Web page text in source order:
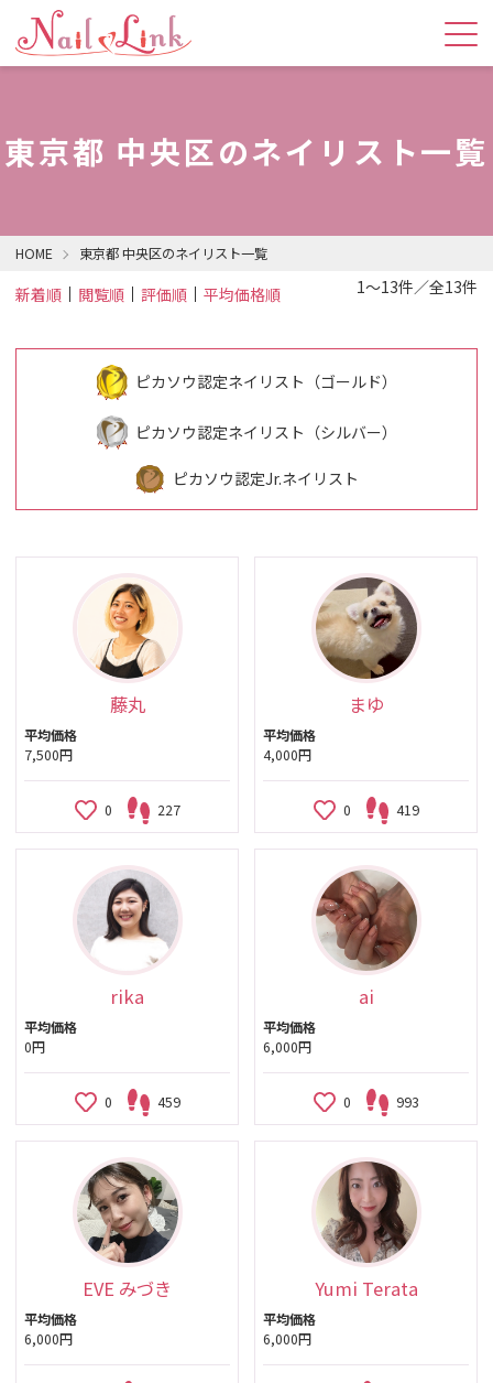
東京都 中央区のネイリスト一覧
HOME 東京都 中央区のネイリスト一覧
新着順 閲覧順 評価順 平均価格順 1～13件／全13件
ピカソウ認定ネイリスト（ゴールド）
ピカソウ認定ネイリスト（シルバー）
ピカソウ認定Jr.ネイリスト
藤丸
平均価格
7,500円
0 227
まゆ
平均価格
4,000円
0 419
rika
平均価格
0円
0 459
ai
平均価格
6,000円
0 993
EVE みづき
平均価格
6,000円
Yumi Terata
平均価格
6,000円